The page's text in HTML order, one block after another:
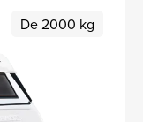
De 2000 kg